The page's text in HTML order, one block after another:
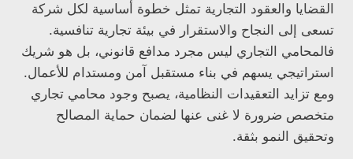
القضايا والعقود التجارية تمثل خطوة أساسية لكل شركة
تسعى إلى النجاح والاستقرار في بيئة تجارية تنافسية.
فالمحامي التجاري ليس مجرد مدافع قانوني، بل هو شريك
استراتيجي يسهم في بناء مستقبل آمن ومستدام للأعمال.
ومع تزايد التعقيدات النظامية، يصبح وجود محامي تجاري
متخصص ضرورة لا غنى عنها لضمان حماية المصالح
وتحقيق النمو بثقة.